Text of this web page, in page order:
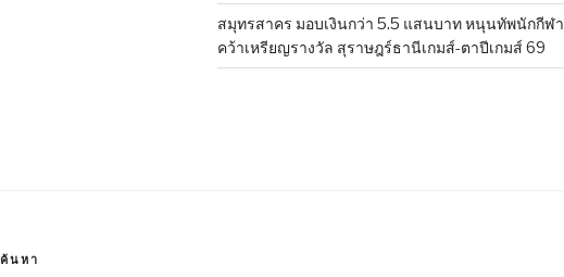
สมุทรสาคร มอบเงินกว่า 5.5 แสนบาท หนุนทัพนักกีฬา
คว้าเหรียญรางวัล สุราษฎร์ธานีเกมส์-ตาปีเกมส์ 69
ค้นหา